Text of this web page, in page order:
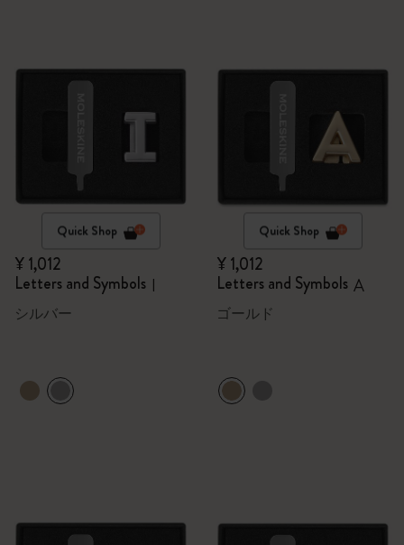
Quick Shop
¥ 1,012
Letters and Symbols I
シルバー
Quick Shop
¥ 1,012
Letters and Symbols A
ゴールド